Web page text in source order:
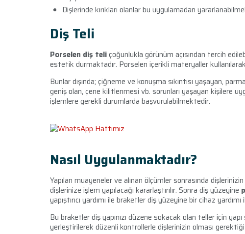
Dişlerinde kırıkları olanlar bu uygulamadan
Diş Teli
Porselen diş teliçoğunlukla görünüm açısından tercih
estetik durmaktadır. Porselen içerikli materyaller
Bunlar dışında; çiğneme ve konuşma sıkıntısı yaşayan,
geniş olan, çene kilitlenmesi vb. sorunları yaşayan kişilere
işlemlere gerekli durumlarda başvurulabilmektedir.
Nasıl Uygulanmaktadır?
Yapılan muayeneler ve alınan ölçümler sonrasında
dişlerinize işlem yapılacağı kararlaştırılır. Sonra diş yüzeyine
yapıştırıcı yardımı ile braketler diş yüzeyine bir cihaz yardımı
Bu braketler diş yapınızı düzene sokacak olan teller için
yerleştirilerek düzenli kontrollerle dişlerinizin olması